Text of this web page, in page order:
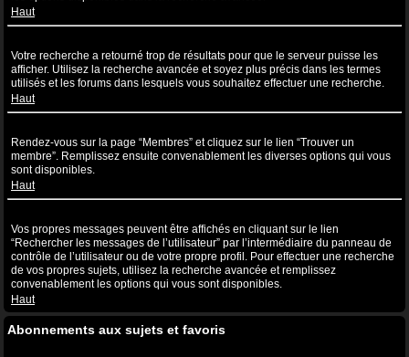
Haut
Votre recherche a retourné trop de résultats pour que le serveur puisse les
afficher. Utilisez la recherche avancée et soyez plus précis dans les termes
utilisés et les forums dans lesquels vous souhaitez effectuer une recherche.
Haut
Rendez-vous sur la page “Membres” et cliquez sur le lien “Trouver un
membre”. Remplissez ensuite convenablement les diverses options qui vous
sont disponibles.
Haut
Vos propres messages peuvent être affichés en cliquant sur le lien
“Rechercher les messages de l’utilisateur” par l’intermédiaire du panneau de
contrôle de l’utilisateur ou de votre propre profil. Pour effectuer une recherche
de vos propres sujets, utilisez la recherche avancée et remplissez
convenablement les options qui vous sont disponibles.
Haut
Abonnements aux sujets et favoris